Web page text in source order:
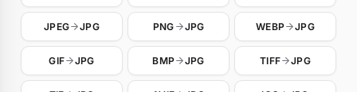
JPEG JPG PNG JPG WEBP JPG
GIF JPG BMP JPG TIFF JPG